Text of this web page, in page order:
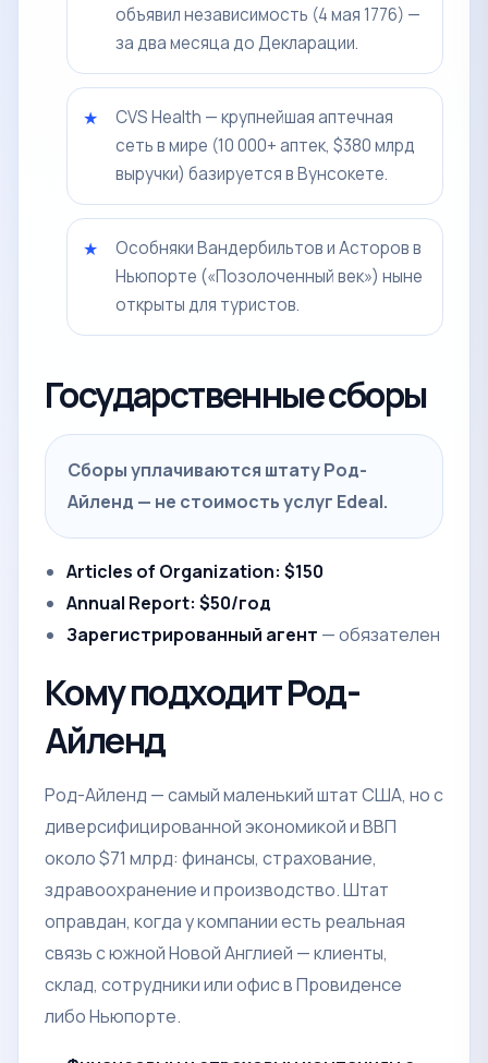
объявил независимость (4 мая 1776) —
за два месяца до Декларации.
CVS Health — крупнейшая аптечная
сеть в мире (10 000+ аптек, $380 млрд
выручки) базируется в Вунсокете.
Особняки Вандербильтов и Асторов в
Ньюпорте («Позолоченный век») ныне
открыты для туристов.
Государственные сборы
Сборы уплачиваются штату Род-
Айленд — не стоимость услуг Edeal.
Articles of Organization: $150
Annual Report: $50/год
Зарегистрированный агент — обязателен
Кому подходит Род-
Айленд
Род-Айленд — самый маленький штат США, но с
диверсифицированной экономикой и ВВП
около $71 млрд: финансы, страхование,
здравоохранение и производство. Штат
оправдан, когда у компании есть реальная
связь с южной Новой Англией — клиенты,
склад, сотрудники или офис в Провиденсе
либо Ньюпорте.